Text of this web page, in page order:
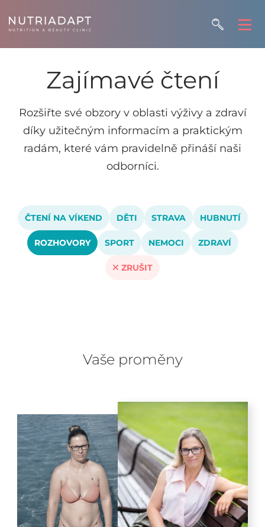
Zajímavé čtení
Rozšiřte své obzory v oblasti výživy a zdraví
díky užitečným informacím a praktickým
radám, které vám pravidelně přináší naši
odborníci.
ČTENÍ NA VÍKEND DĚTI STRAVA HUBNUTÍ
ROZHOVORY SPORT NEMOCI ZDRAVÍ
ZRUŠIT
Vaše proměny